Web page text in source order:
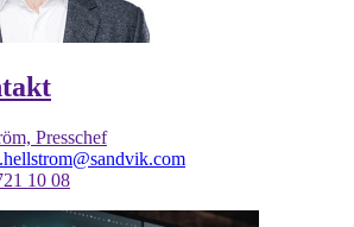
Presschef
10 08